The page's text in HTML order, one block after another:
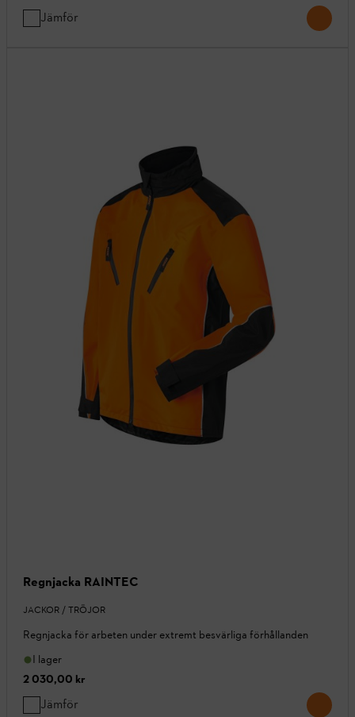
Jämför
Regnjacka RAINTEC
JACKOR / TRÖJOR
Regnjacka för arbeten under extremt besvärliga förhållanden
I lager
2 030,00 kr
Jämför